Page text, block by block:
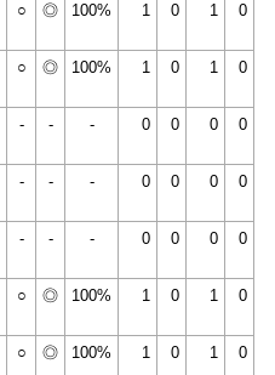
○ ◎ 100% 1 0 1 0
○ ◎ 100% 1 0 1 0
- - - 0 0 0 0
- - - 0 0 0 0
- - - 0 0 0 0
○ ◎ 100% 1 0 1 0
○ ◎ 100% 1 0 1 0